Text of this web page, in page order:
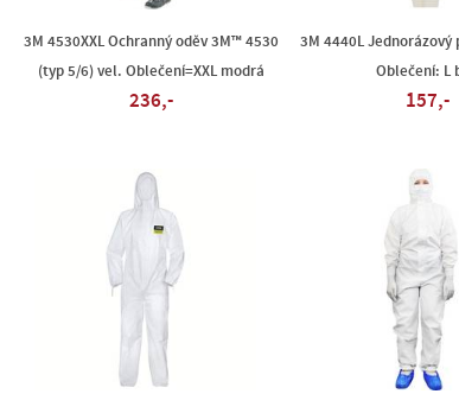
3M 4530XXL Ochranný oděv 3M™ 4530
(typ 5/6) vel. Oblečení=XXL modrá
236,-
3M 4440L Jednorázový
Oblečení: L
157,-